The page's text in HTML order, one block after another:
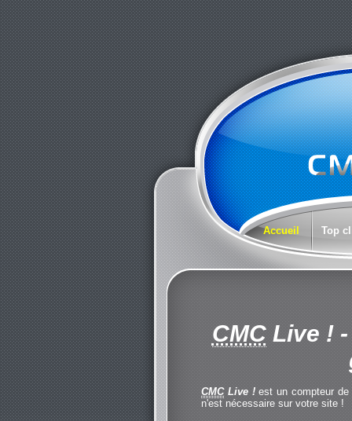
Accueil Top
CMCLive !-
CMCLive !est un compteur de
n'est nécessaire sur votre site !